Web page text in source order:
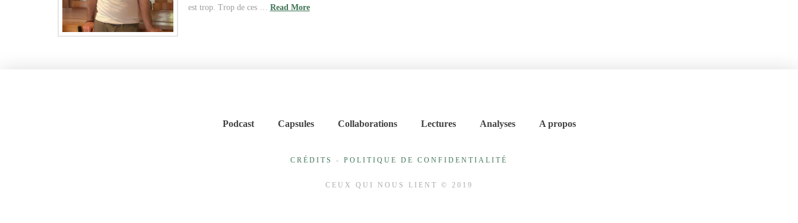
est trop. Trop de ces … Read More
Podcast Capsules Collaborations Lectures Analyses A propos
CRÉDITS - POLITIQUE DE CONFIDENTIALITÉ
CEUX QUI NOUS LIENT © 2019